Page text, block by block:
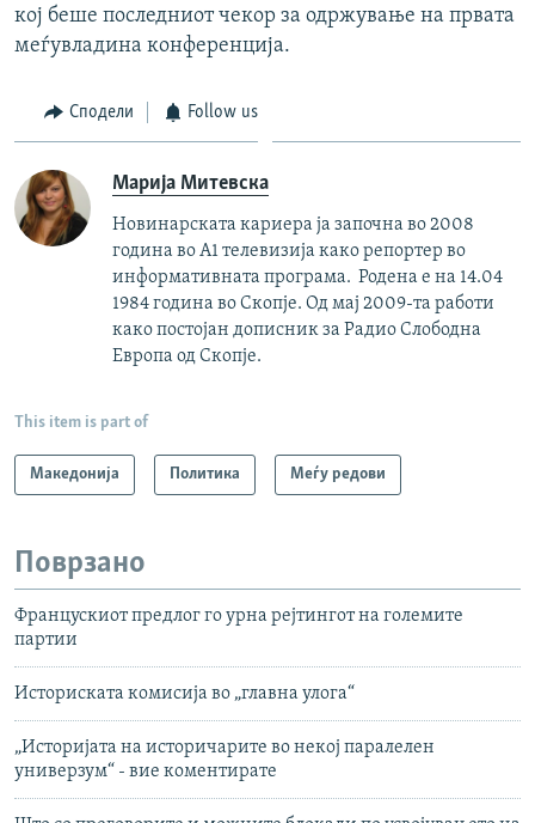
кој беше последниот чекор за одржување на првата
меѓувладина конференција.
Сподели Follow us
Марија Митевска
Новинарската кариера ја започна во 2008
година во А1 телевизија како репортер во
информативната програма. Родена е на 14.04
1984 година во Скопје. Од мај 2009-та работи
како постојан дописник за Радио Слободна
Европа од Скопје.
This item is part of
Македонија Политика Меѓу редови
Поврзано
Францускиот предлог го урна рејтингот на големите
партии
Историската комисија во „главна улога“
„Историјата на историчарите во некој паралелен
универзум“ - вие коментирате